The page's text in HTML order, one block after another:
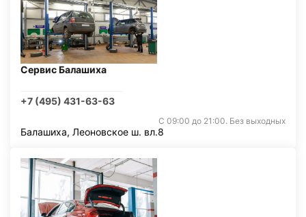
Сервис Балашиха
+7 (495) 431-63-63
С 09:00 до 21:00. Без выходных
Балашиха, Леоновское ш. вл.8